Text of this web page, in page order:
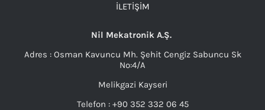
İLETIŞIM
Nil Mekatronik A.Ş.
Adres : Osman Kavuncu Mh. Şehit Cengiz Sabuncu Sk
No:4/A
Melikgazi Kayseri
Telefon : +90 352 332 06 45